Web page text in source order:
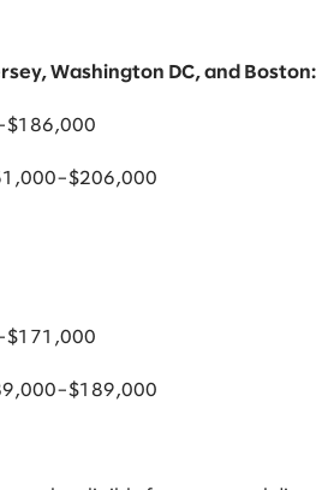
Washington DC, and Boston: